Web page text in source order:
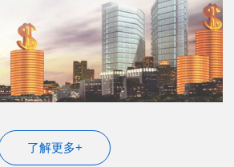
了解更多+